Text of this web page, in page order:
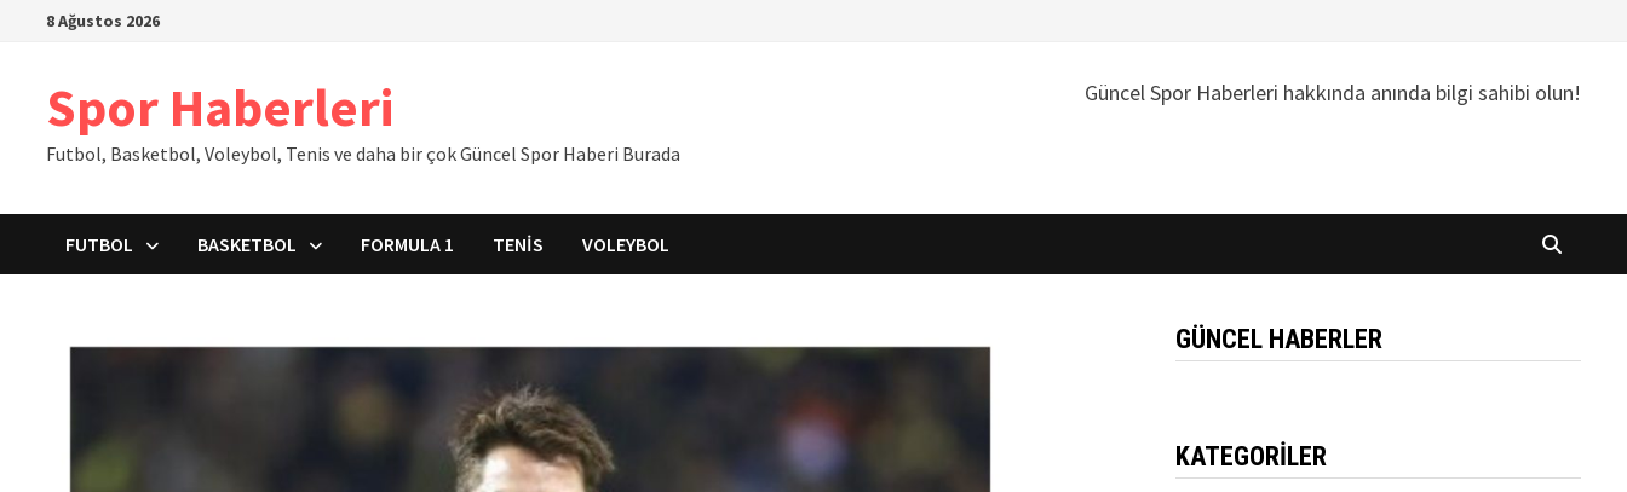
İçeriğe8 Ağustos 2026
Spor Haberleri
Futbol, Basketbol, Voleybol, Tenis ve daha bir çok Güncel Spor Haberi Burada
Güncel Spor Haberleri hakkında anında bilgi sahibi olun!
FUTBOL BASKETBOL FORMULA 1 TENIS VOLEYBOL
GÜNCEL HABERLER
KATEGORILER